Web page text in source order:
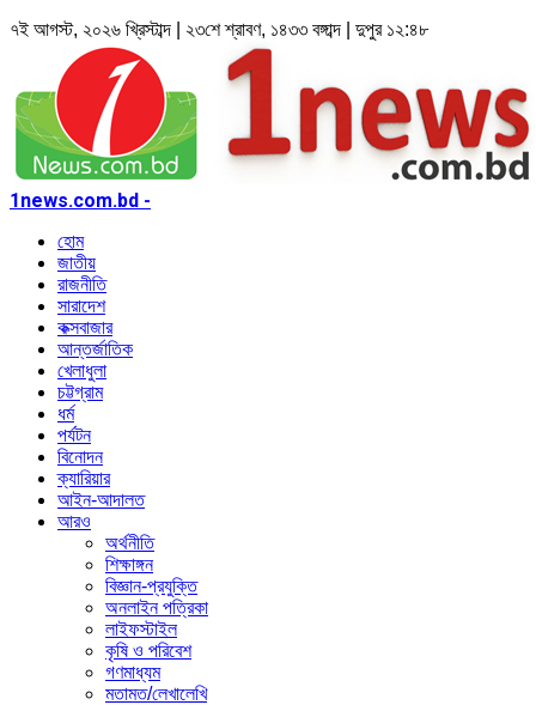
৭ই আগস্ট, ২০২৬ খ্রিস্টাব্দ | ২৩শে শ্রাবণ, ১৪৩৩ বঙ্গাব্দ | দুপুর ১২:৪৮
1news.com.bd -
হোম
জাতীয়
রাজনীতি
সারাদেশ
কক্সবাজার
আন্তর্জাতিক
খেলাধুলা
চট্টগ্রাম
ধর্ম
পর্যটন
বিনোদন
ক্যারিয়ার
আইন-আদালত
আরও
অর্থনীতি
শিক্ষাঙ্গন
বিজ্ঞান-প্রযুক্তি
অনলাইন পত্রিকা
লাইফস্টাইল
কৃষি ও পরিবেশ
গণমাধ্যম
মতামত/লেখালেখি